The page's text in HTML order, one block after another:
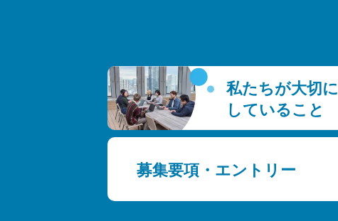
私たちが大切に
していること
募集要項・エントリー